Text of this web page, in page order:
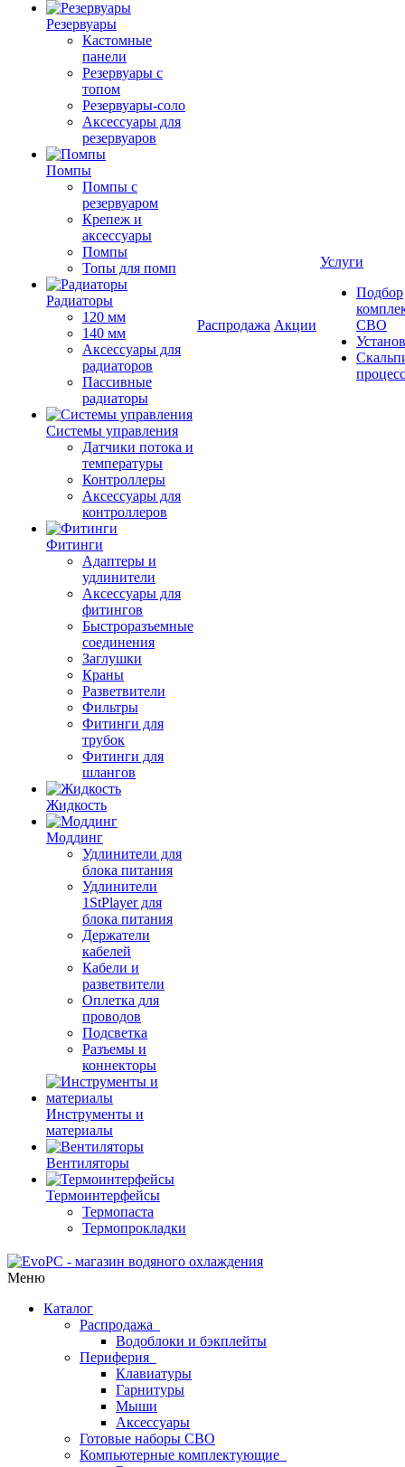
Резервуары
Кастомные
панели
Резервуары с
топом
Резервуары-соло
Аксессуары для
резервуаров
Помпы
Помпы с
резервуаром
Крепеж и
аксессуары
Помпы
Топы для помп
Радиаторы
120 мм
140 мм
Аксессуары для
радиаторов
Пассивные
радиаторы
Системы управления
Датчики потока и
температуры
Контроллеры
Аксессуары для
контроллеров
Фитинги
Адаптеры и
удлинители
Аксессуары для
фитингов
Быстроразъемные
соединения
Заглушки
Краны
Разветвители
Фильтры
Фитинги для
трубок
Фитинги для
шлангов
Жидкость
Моддинг
Удлинители для
блока питания
Удлинители
1StPlayer для
блока питания
Держатели
кабелей
Кабели и
разветвители
Оплетка для
проводов
Подсветка
Разъемы и
коннекторы
Инструменты и
материалы
Вентиляторы
Термоинтерфейсы
Термопаста
Термопрокладки
Распродажа Акции
Услуги
Подбор
СВО
Меню
Каталог
Распродажа
Водоблоки и бэкплейты
Периферия
Клавиатуры
Гарнитуры
Мыши
Аксессуары
Готовые наборы СВО
Компьютерные комплектующие